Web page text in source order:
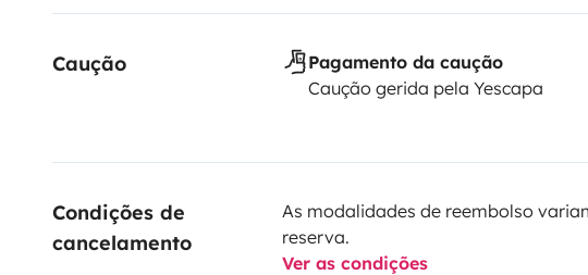
Caução
Pagamento da caução
Caução gerida pela Yescapa
Condições de
cancelamento
As modalidades de reembolso
reserva.
Ver as condições